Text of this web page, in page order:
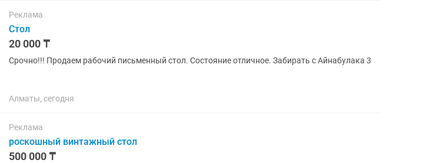
Реклама
Стол
20 000 ₸
Срочно!!! Продаем рабочий письменный стол. Состояние отличное. Забирать с Айнабулака 3
Алматы, сегодня
Реклама
роскошный винтажный стол
500 000 ₸